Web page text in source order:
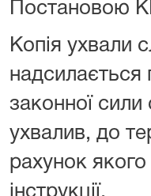
Постановою
Копія ухвали
надсилається
законної
ухвалив, до
рахунок якого
інструкції.